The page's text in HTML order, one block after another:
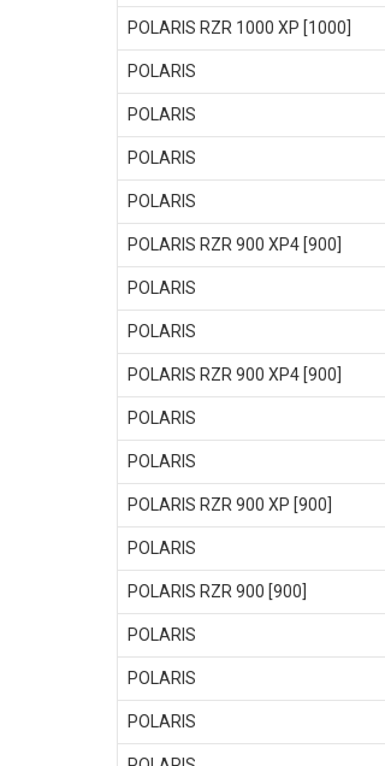
POLARIS RZR 1000 XP [1000]
POLARIS
POLARIS
POLARIS
POLARIS
POLARIS RZR 900 XP4 [900]
POLARIS
POLARIS
POLARIS RZR 900 XP4 [900]
POLARIS
POLARIS
POLARIS RZR 900 XP [900]
POLARIS
POLARIS RZR 900 [900]
POLARIS
POLARIS
POLARIS